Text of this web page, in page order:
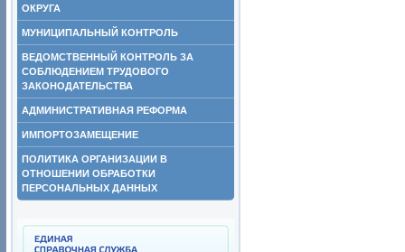
ОКРУГА
МУНИЦИПАЛЬНЫЙ КОНТРОЛЬ
ВЕДОМСТВЕННЫЙ КОНТРОЛЬ ЗА
СОБЛЮДЕНИЕМ ТРУДОВОГО
ЗАКОНОДАТЕЛЬСТВА
АДМИНИСТРАТИВНАЯ РЕФОРМА
ИМПОРТОЗАМЕЩЕНИЕ
ПОЛИТИКА ОРГАНИЗАЦИИ В
ОТНОШЕНИИ ОБРАБОТКИ
ПЕРСОНАЛЬНЫХ ДАННЫХ